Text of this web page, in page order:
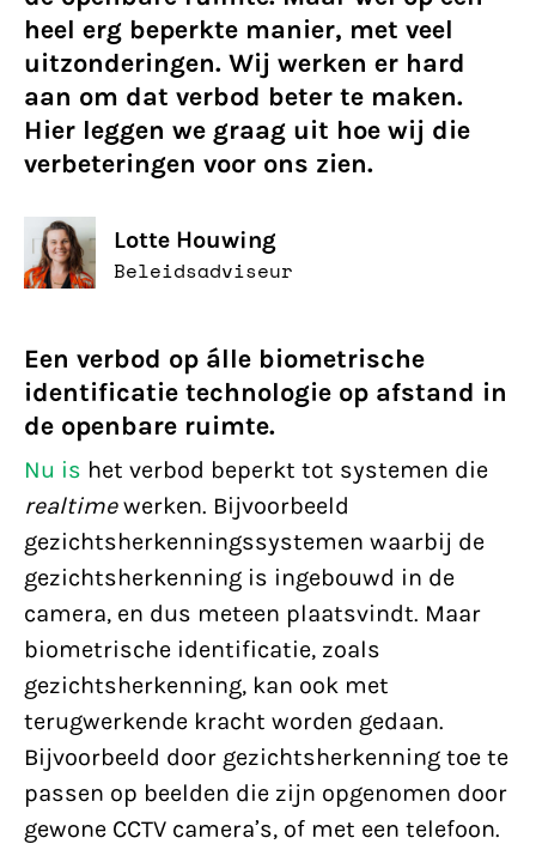
heel erg beperkte manier, met veel
uitzonderingen. Wij werken er hard
aan om dat verbod beter te maken.
Hier leggen we graag uit hoe wij die
verbeteringen voor ons zien.
Lotte Houwing
Beleidsadviseur
Een verbod op álle biometrische
identificatie technologie op afstand in
de openbare ruimte.
Nu is het verbod beperkt tot systemen die
realtimewerken. Bijvoorbeeld
gezichtsherkenningssystemen waarbij de
gezichtsherkenning is ingebouwd in de
camera, en dus meteen plaatsvindt. Maar
biometrische identificatie, zoals
gezichtsherkenning, kan ook met
terugwerkende kracht worden gedaan.
Bijvoorbeeld door gezichtsherkenning toe te
passen op beelden die zijn opgenomen door
gewone CCTV camera’s, of met een telefoon.